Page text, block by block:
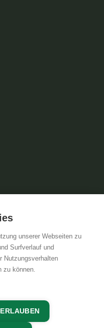
unserer Webseiten zu
Surfverlauf und
Nutzungsverhalten
zu können.